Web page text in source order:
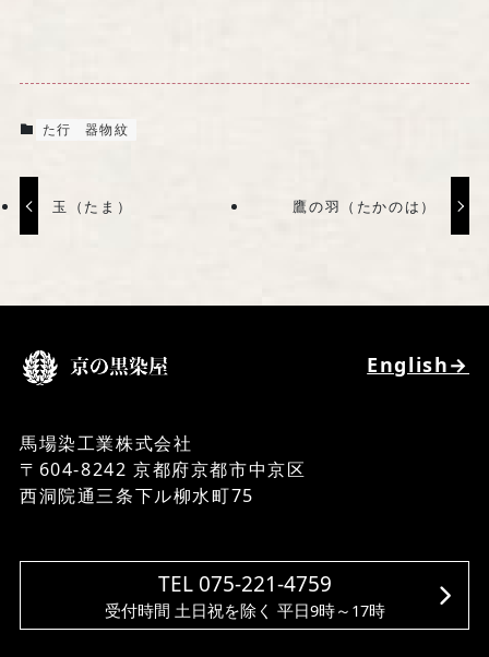
た行 器物紋
玉（たま） 鷹の羽（たかのは）
English→
馬場染工業株式会社
〒604-8242 京都府京都市中京区
西洞院通三条下ル柳水町75
TEL 075-221-4759
受付時間 土日祝を除く 平日9時～17時